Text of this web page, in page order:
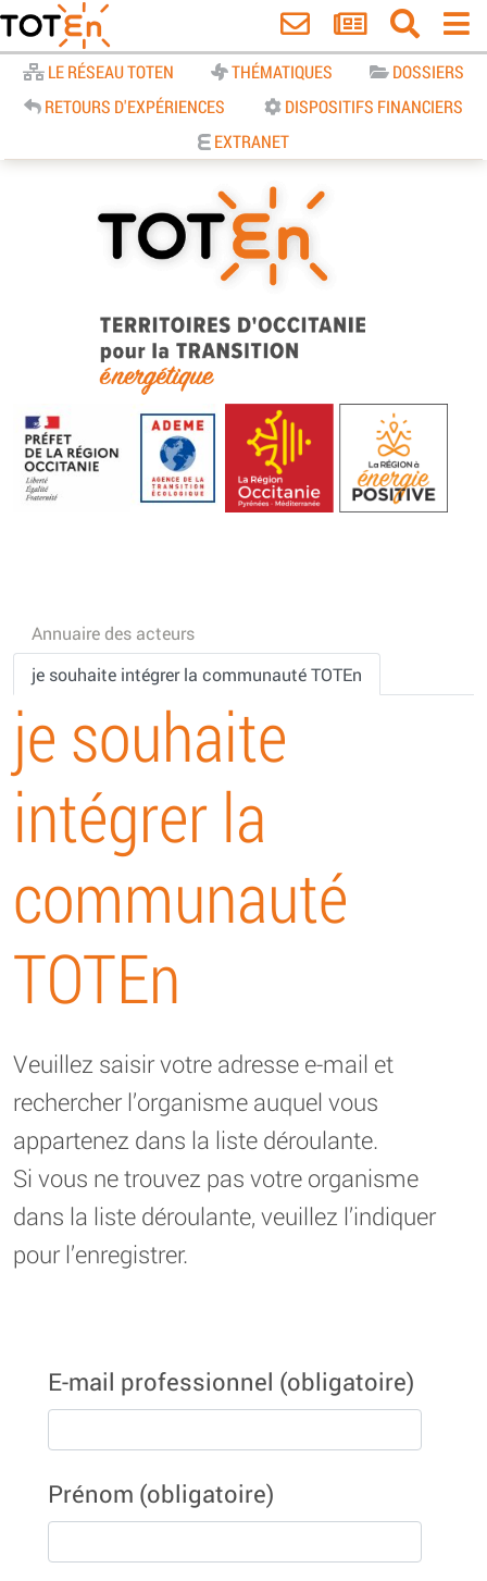
LE RÉSEAU TOTEN THÉMATIQUES
DOSSIERS
RETOURS D'EXPÉRIENCES
DISPOSITIFS FINANCIERS
EXTRANET
TOTEn Occitanie | Territoires
d’Occitanie pour la Transition
Energétique
Annuaire des acteurs
je souhaite intégrer la communauté TOTEn
je souhaite
intégrer la
communauté
TOTEn
Veuillez saisir votre adresse e-mail et
rechercher l’organisme auquel vous
appartenez dans la liste déroulante.
Si vous ne trouvez pas votre organisme
dans la liste déroulante, veuillez l’indiquer
pour l’enregistrer.
E-mail professionnel (obligatoire)
Prénom (obligatoire)